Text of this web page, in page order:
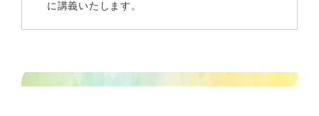
に講義いたします。